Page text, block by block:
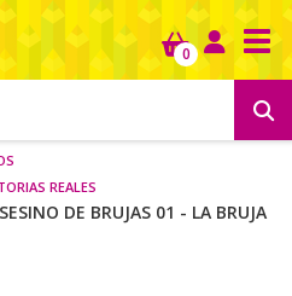
0
reales
DE BRUJAS 01 - LA BRUJA